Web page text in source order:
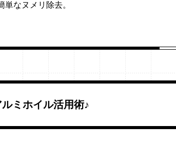
なヌメリ除去。
ミホイル活用術♪